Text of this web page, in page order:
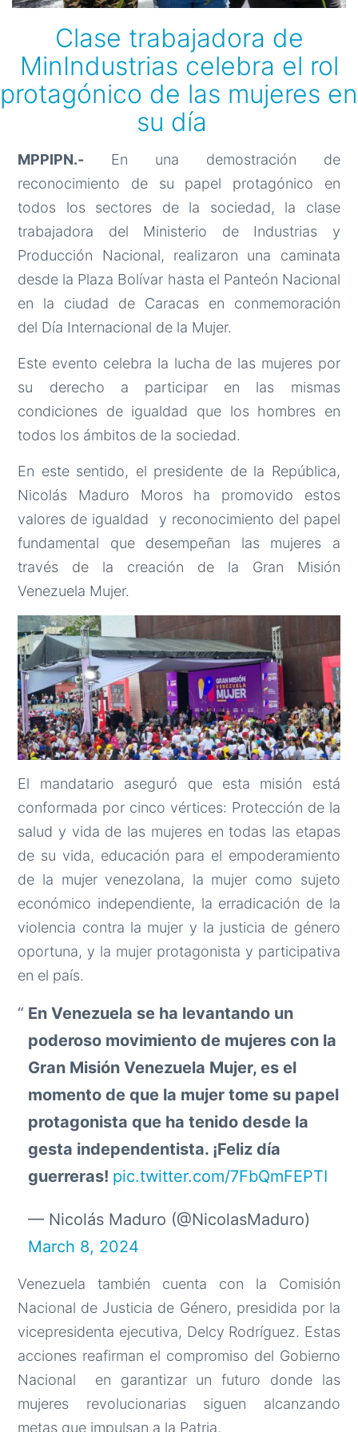
Clase trabajadora de
MinIndustrias celebra el rol
protagónico de las mujeres en
su día
MPPIPN.- En una demostración de
reconocimiento de su papel protagónico en
todos los sectores de la sociedad, la clase
trabajadora del Ministerio de Industrias y
Producción Nacional, realizaron una caminata
desde la Plaza Bolívar hasta el Panteón Nacional
en la ciudad de Caracas en conmemoración
del Día Internacional de la Mujer.
Este evento celebra la lucha de las mujeres por
su derecho a participar en las mismas
condiciones de igualdad que los hombres en
todos los ámbitos de la sociedad.
En este sentido, el presidente de la República,
Nicolás Maduro Moros ha promovido estos
valores de igualdad y reconocimiento del papel
fundamental que desempeñan las mujeres a
través de la creación de la Gran Misión
Venezuela Mujer.
El mandatario aseguró que esta misión está
conformada por cinco vértices: Protección de la
salud y vida de las mujeres en todas las etapas
de su vida, educación para el empoderamiento
de la mujer venezolana, la mujer como sujeto
económico independiente, la erradicación de la
violencia contra la mujer y la justicia de género
oportuna, y la mujer protagonista y participativa
en el país.
En Venezuela se ha levantando un
poderoso movimiento de mujeres con la
Gran Misión Venezuela Mujer, es el
momento de que la mujer tome su papel
protagonista que ha tenido desde la
gesta independentista. ¡Feliz día
guerreras! pic.twitter.com/7FbQmFEPTI
— Nicolás Maduro (@NicolasMaduro)
March 8, 2024
Venezuela también cuenta con la Comisión
Nacional de Justicia de Género, presidida por la
vicepresidenta ejecutiva, Delcy Rodríguez. Estas
acciones reafirman el compromiso del Gobierno
Nacional en garantizar un futuro donde las
mujeres revolucionarias siguen alcanzando
metas que impulsan a la Patria.